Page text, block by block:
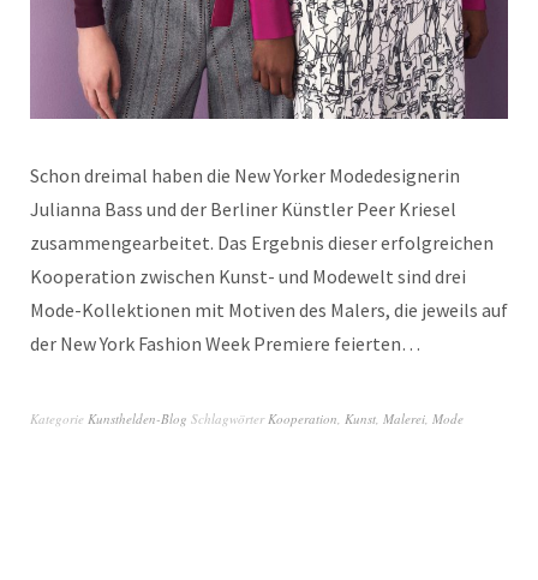
Schon dreimal haben die New Yorker Modedesignerin
Julianna Bass und der Berliner Künstler Peer Kriesel
zusammengearbeitet. Das Ergebnis dieser erfolgreichen
Kooperation zwischen Kunst- und Modewelt sind drei
Mode-Kollektionen mit Motiven des Malers, die jeweils auf
der New York Fashion Week Premiere feierten…
Kategorie Kunsthelden-Blog SchlagwörterKooperation, Kunst, Malerei, Mode